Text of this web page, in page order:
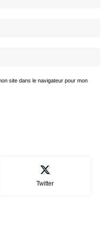
site dans le navigateur pour mon
Twitter